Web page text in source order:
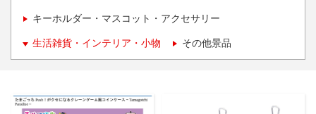
キーホルダー・マスコット・アクセサリー
生活雑貨・インテリア・小物 その他景品